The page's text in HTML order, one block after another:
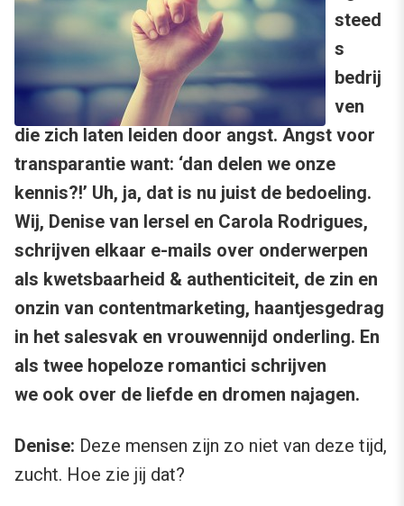
steed
s
bedrij
ven
die zich laten leiden door angst. Angst voor
transparantie want: ‘dan delen we onze
kennis?!’ Uh, ja, dat is nu juist de bedoeling.
Wij, Denise van Iersel en Carola Rodrigues,
schrijven elkaar e-mails over onderwerpen
als kwetsbaarheid & authenticiteit, de zin en
onzin van contentmarketing, haantjesgedrag
in het salesvak en vrouwennijd onderling. En
als twee hopeloze romantici schrijven
we ook over de liefde en dromen najagen.
Denise: Deze mensen zijn zo niet van deze tijd,
zucht. Hoe zie jij dat?